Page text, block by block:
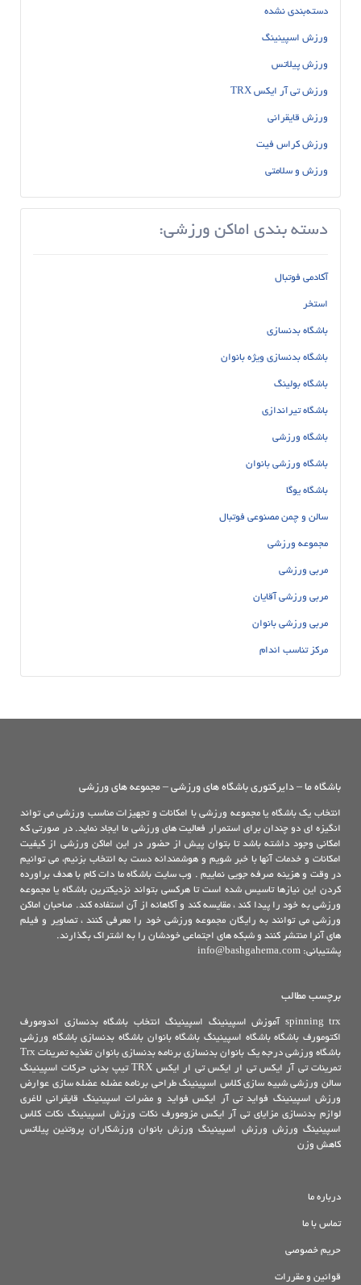
دسته‌بندی نشده
ورزش اسپینینگ
ورزش پیلاتس
ورزش تی آر ایکس TRX
ورزش قایقرانی
ورزش کراس فیت
ورزش و سلامتی
دسته بندی اماکن ورزشی:
آکادمی فوتبال
استخر
باشگاه بدنسازی
باشگاه بدنسازی ویژه بانوان
باشگاه بولینگ
باشگاه تیراندازی
باشگاه ورزشی
باشگاه ورزشی بانوان
باشگاه یوگا
سالن و چمن مصنوعی فوتبال
مجموعه ورزشی
مربی ورزشی
مربی ورزشی آقایان
مربی ورزشی بانوان
مرکز تناسب اندام
باشگاه ما – دایرکتوری باشگاه های ورزشی – مجموعه های ورزشی
انتخاب یک باشگاه یا مجموعه ورزشی با امکانات و تجهیزات مناسب ورزشی می تواند
انگیزه ای دو چندان برای استمرار فعالیت های ورزشی ما ایجاد نماید. در صورتی که
امکانی وجود داشته باشد تا بتوان پیش از حضور در این اماکن ورزشی از کیفیت
امکانات و خدمات آنها با خبر شویم و هوشمندانه دست به انتخاب بزنیم، می توانیم
در وقت و هزینه صرفه جویی نماییم . وب سایت باشگاه ما دات کام با هدف براورده
کردن این نیازها تاسیس شده است تا هرکسی بتواند نزدیکترین باشگاه یا مجموعه
ورزشی به خود را پیدا کند ، مقایسه کند و آگاهانه از آن استفاده کند. صاحبان اماکن
ورزشی می توانند به رایگان مجموعه ورزشی خود را معرفی کنند ، تصاویر و فیلم
های آنرا منتشر کنند و شبکه های اجتماعی خودشان را به اشتراک بگذارند.
پشتیبانی: info@bashgahema.com
برچسب مطالب
spinning trx آموزش اسپینینگ اسپینینگ انتخاب باشگاه بدنسازی
اندومورف
اکتومورف باشگاه باشگاه اسپینینگ باشگاه بانوان باشگاه بدنسازی باشگاه ورزشی
باشگاه ورزشی درجه یک بانوان بدنسازی برنامه بدنسازی بانوان تغذیه تمرینات Trx
تمرینات تی آر ایکس تی ار ایکس تی ار ایکس TRX تیپ بدنی حرکات اسپینینگ
سالن ورزشی شبیه سازی کلاس اسپینینگ طراحی برنامه عضله عضله سازی عوارض
ورزش اسپینینگ فواید تی آر ایکس فواید و مضرات اسپینینگ قایقرانی لاغری
لوازم بدنسازی مزایای تی آر ایکس مزومورف نکات ورزش اسپینینگ نکات کلاس
اسپینینگ ورزش ورزش اسپینینگ ورزش بانوان ورزشکاران پروتئین پیلاتس
کاهش وزن
درباره ما
تماس با ما
حریم خصوصی
قوانین و مقررات